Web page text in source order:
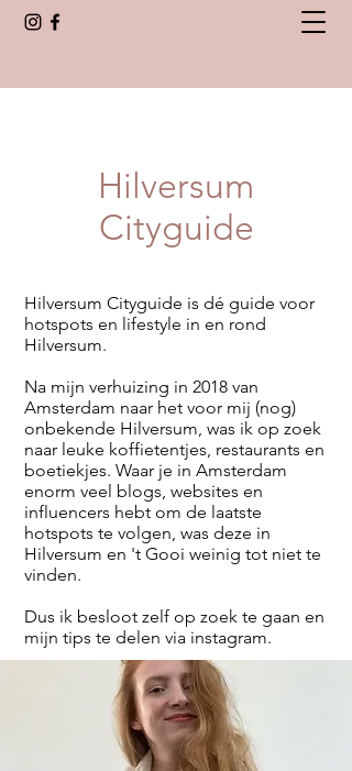
Hilversum
Cityguide
Hilversum Cityguide is dé guide voor
hotspots en lifestyle in en rond
Hilversum.
Na mijn verhuizing in 2018 van
Amsterdam naar het voor mij (nog)
onbekende Hilversum, was ik op zoek
naar leuke koffietentjes, restaurants en
boetiekjes. Waar je in Amsterdam
enorm veel blogs, websites en
influencers hebt om de laatste
hotspots te volgen, was deze in
Hilversum en 't Gooi weinig tot niet te
vinden.
Dus ik besloot zelf op zoek te gaan en
mijn tips te delen via instagram.